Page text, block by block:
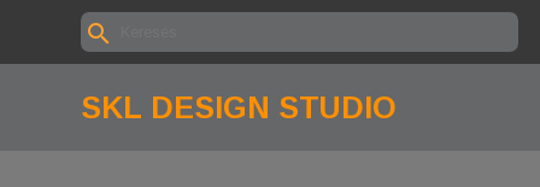
SKL DESIGN STUDIO